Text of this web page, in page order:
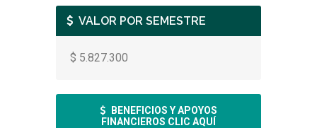
VALOR POR SEMESTRE
$ 5.827.300
BENEFICIOS Y APOYOS
FINANCIEROS CLIC AQUÍ